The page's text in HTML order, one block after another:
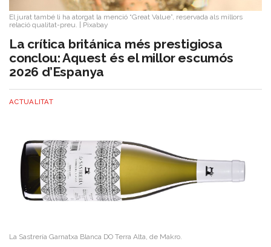
El jurat també li ha atorgat la menció “Great Value”, reservada als millors
relació qualitat-preu.
Pixabay
La crítica británica més prestigiosa
conclou: Aquest és el millor escumós
2026 d’Espanya
ACTUALITAT
La Sastrería Garnatxa Blanca DO Terra Alta, de Makro.